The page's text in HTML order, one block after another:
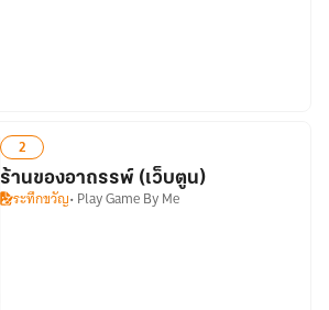
2
ร้านของอาถรรพ์ (เว็บตูน)
ระทึกขวัญ• Play Game By Me